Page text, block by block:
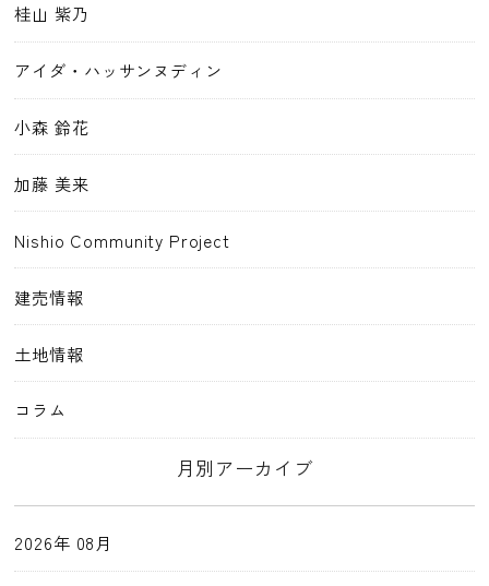
桂山 紫乃
アイダ・ハッサンヌディン
小森 鈴花
加藤 美来
Nishio Community Project
建売情報
土地情報
コラム
月別アーカイブ
2026年 08月